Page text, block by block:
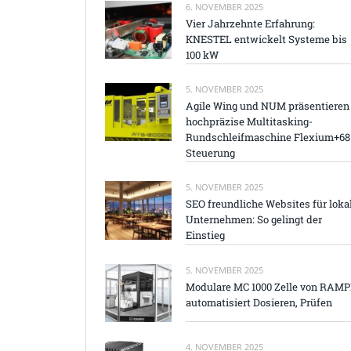
6. NOVEMBER 2025
Vier Jahrzehnte Erfahrung:
KNESTEL entwickelt Systeme bis
100 kW
5. NOVEMBER 2025
Agile Wing und NUM präsentieren
hochpräzise Multitasking-
Rundschleifmaschine Flexium+68
Steuerung
5. NOVEMBER 2025
SEO freundliche Websites für
Unternehmen: So gelingt der
Einstieg
5. NOVEMBER 2025
Modulare MC 1000 Zelle von
automatisiert Dosieren, Prüfen
4. NOVEMBER 2025